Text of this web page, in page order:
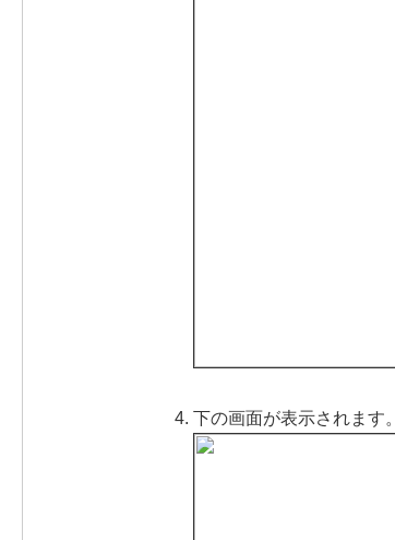
下の画面が表示されます。